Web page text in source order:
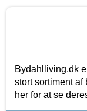
Bydahlliving.dk
stort sortiment
her for at se